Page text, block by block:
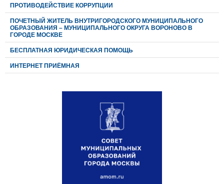
ПРОТИВОДЕЙСТВИЕ КОРРУПЦИИ
ПОЧЕТНЫЙ ЖИТЕЛЬ ВНУТРИГОРОДСКОГО МУНИЦИПАЛЬНОГО
ОБРАЗОВАНИЯ – МУНИЦИПАЛЬНОГО ОКРУГА ВОРОНОВО В
ГОРОДЕ МОСКВЕ
БЕСПЛАТНАЯ ЮРИДИЧЕСКАЯ ПОМОЩЬ
ИНТЕРНЕТ ПРИЁМНАЯ